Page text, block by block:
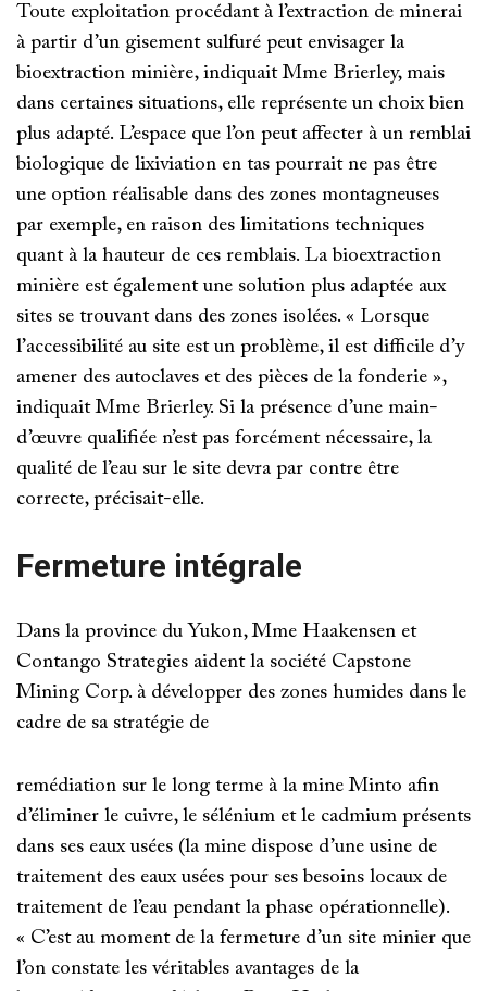
Toute exploitation procédant à l’extraction de minerai
à partir d’un gisement sulfuré peut envisager la
bioextraction minière, indiquait Mme Brierley, mais
dans certaines situations, elle représente un choix bien
plus adapté. L’espace que l’on peut affecter à un remblai
biologique de lixiviation en tas pourrait ne pas être
une option réalisable dans des zones montagneuses
par exemple, en raison des limitations techniques
quant à la hauteur de ces remblais. La bioextraction
minière est également une solution plus adaptée aux
sites se trouvant dans des zones isolées. « Lorsque
l’accessibilité au site est un problème, il est difficile d’y
amener des autoclaves et des pièces de la fonderie »,
indiquait Mme Brierley. Si la présence d’une main-
d’œuvre qualifiée n’est pas forcément nécessaire, la
qualité de l’eau sur le site devra par contre être
correcte, précisait-elle.
Fermeture intégrale
Dans la province du Yukon, Mme Haakensen et
Contango Strategies aident la société Capstone
Mining Corp. à développer des zones humides dans le
cadre de sa stratégie de
remédiation sur le long terme à la mine Minto afin
d’éliminer le cuivre, le sélénium et le cadmium présents
dans ses eaux usées (la mine dispose d’une usine de
traitement des eaux usées pour ses besoins locaux de
traitement de l’eau pendant la phase opérationnelle).
« C’est au moment de la fermeture d’un site minier que
l’on constate les véritables avantages de la